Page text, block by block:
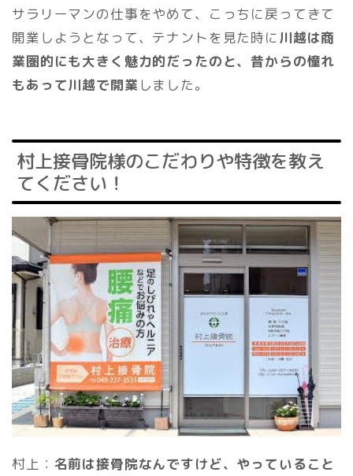
サラリーマンの仕事をやめて、こっちに戻ってきて
開業しようとなって、テナントを見た時に川越は商
業圏的にも大きく魅力的だったのと、昔からの憧れ
もあって川越で開業 しました。
村上接骨院様のこだわりや特徴を教え
てください！
村上： 名前は接骨院なんですけど、やっていること